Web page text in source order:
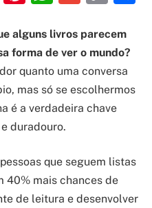
alguns livros parecem
forma de ver o mundo?
quanto uma conversa
mas só se escolhermos
é a verdadeira chave
duradouro.
que seguem listas
40% mais chances de
de leitura e desenvolver